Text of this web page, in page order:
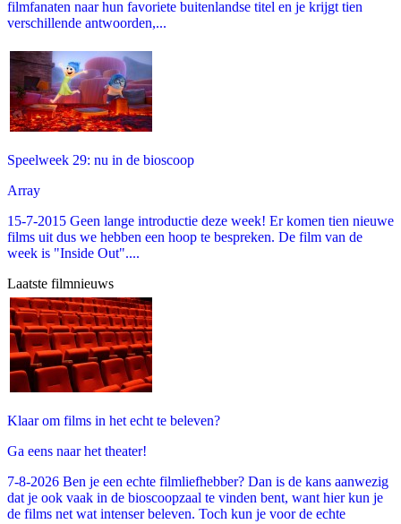
filmfanaten naar hun favoriete buitenlandse titel en je krijgt tien
verschillende antwoorden,...
Speelweek 29: nu in de bioscoop
Array
15-7-2015 Geen lange introductie deze week! Er komen tien nieuwe
films uit dus we hebben een hoop te bespreken. De film van de
week is "Inside Out"....
Laatste filmnieuws
Klaar om films in het echt te beleven?
Ga eens naar het theater!
7-8-2026 Ben je een echte filmliefhebber? Dan is de kans aanwezig
dat je ook vaak in de bioscoopzaal te vinden bent, want hier kun je
de films net wat intenser beleven. Toch kun je voor de echte